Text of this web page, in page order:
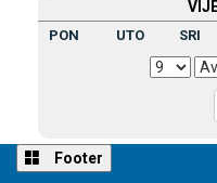
PON UTO SRI
Footer